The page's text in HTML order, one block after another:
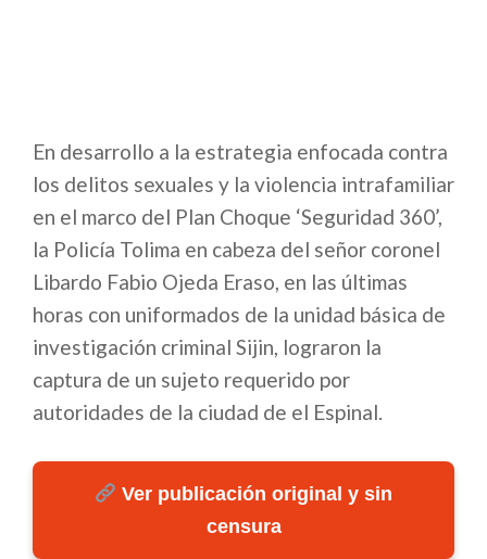
En desarrollo a la estrategia enfocada contra
los delitos sexuales y la violencia intrafamiliar
en el marco del Plan Choque ‘Seguridad 360’,
la Policía Tolima en cabeza del señor coronel
Libardo Fabio Ojeda Eraso, en las últimas
horas con uniformados de la unidad básica de
investigación criminal Sijin, lograron la
captura de un sujeto requerido por
autoridades de la ciudad de el Espinal.
Ver publicación original y sin
censura